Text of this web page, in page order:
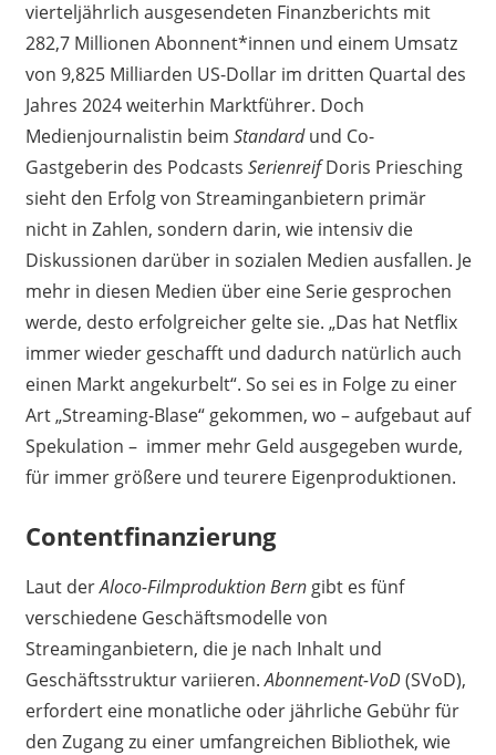
vierteljährlich ausgesendeten Finanzberichts mit
282,7 Millionen Abonnent*innen und einem Umsatz
von 9,825 Milliarden US-Dollar im dritten Quartal des
Jahres 2024 weiterhin Marktführer. Doch
Medienjournalistin beim Standardund Co-
Gastgeberin des Podcasts SerienreifDoris Priesching
sieht den Erfolg von Streaminganbietern primär
nicht in Zahlen, sondern darin, wie intensiv die
Diskussionen darüber in sozialen Medien ausfallen. Je
mehr in diesen Medien über eine Serie gesprochen
werde, desto erfolgreicher gelte sie. „Das hat Netflix
immer wieder geschafft und dadurch natürlich auch
einen Markt angekurbelt“. So sei es in Folge zu einer
Art „Streaming-Blase“ gekommen, wo – aufgebaut auf
Spekulation – immer mehr Geld ausgegeben wurde,
für immer größere und teurere Eigenproduktionen.
Contentfinanzierung
Laut derAloco-Filmproduktion Berngibt es fünf
verschiedene Geschäftsmodelle von
Streaminganbietern, die je nach Inhalt und
Geschäftsstruktur variieren.Abonnement-VoD(SVoD),
erfordert eine monatliche oder jährliche Gebühr für
den Zugang zu einer umfangreichen Bibliothek, wie